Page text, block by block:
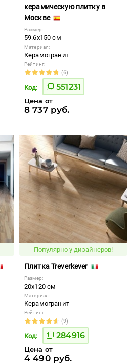
керамическую плитку в
Москве
Размер:
59.6x150 см
Материал:
Керамогранит
Рейтинг:
(6)
Код: 551231
Цена от
8 737 руб.
Популярно у дизайнеров!
Плитка Treverkever
Размер:
20x120 см
Материал:
Керамогранит
Рейтинг:
(9)
Код: 284916
Цена от
4 490 руб.